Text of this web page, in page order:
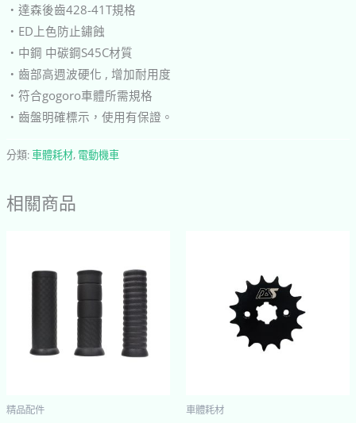
‧達森後齒428-41T規格
‧ED上色防止鏽蝕
‧中鋼 中碳鋼S45C材質
‧齒部高週波硬化 , 增加耐用度
‧符合gogoro車體所需規格
‧齒盤明確標示，使用有保證。
分類:車體耗材, 電動機車
相關商品
精品配件 車體耗材